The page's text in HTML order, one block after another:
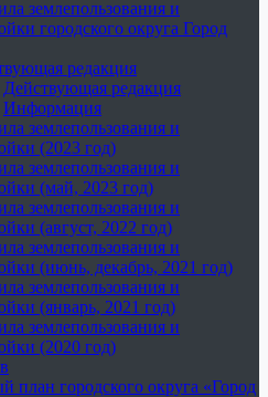
землепользования и
городского округа Город
редакция
Действующая редакция
Информация
землепользования и
(2023 год)
землепользования и
(май, 2023 год)
землепользования и
(август, 2022 год)
землепользования и
(июнь, декабрь, 2021 год)
землепользования и
(январь, 2021 год)
землепользования и
(2020 год)
план городского округа «Город